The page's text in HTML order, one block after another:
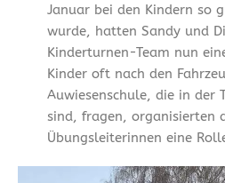
Januar bei den Kindern so
wurde, hatten Sandy und
Kinderturnen-Team nun
Kinder oft nach den
Auwiesenschule, die in der
sind, fragen, organisierten
Übungsleiterinnen eine